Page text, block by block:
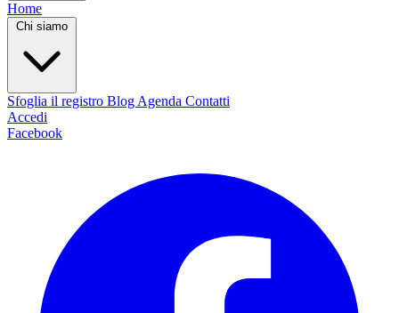
Home
Chi siamo
Sfoglia il registro Blog Agenda Contatti
Accedi
Facebook